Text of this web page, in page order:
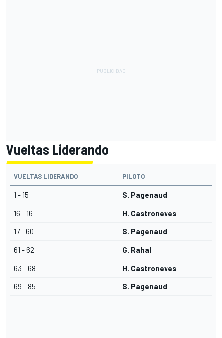
Vueltas Liderando
VUELTAS LIDERANDO PILOTO
1 - 15 S. Pagenaud
16 - 16 H. Castroneves
17 - 60 S. Pagenaud
61 - 62 G. Rahal
63 - 68 H. Castroneves
69 - 85 S. Pagenaud